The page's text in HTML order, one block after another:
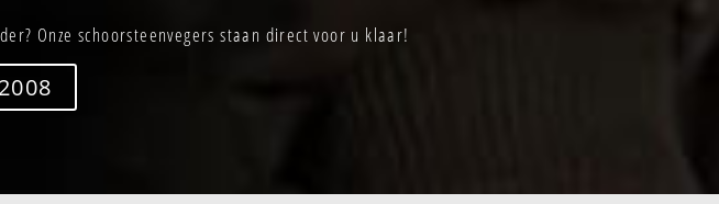
Onze schoorsteenvegers staan direct voor u klaar!